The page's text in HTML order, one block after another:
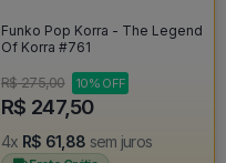
Funko Pop Korra - The Legend
Of Korra #761
R$ 275,00 10% OFF
R$ 247,50
4x R$ 61,88 sem juros